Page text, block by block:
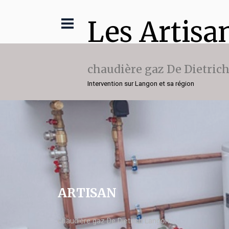
Les
chaudière gaz De Dietrich
Intervention sur Langon et sa région
ARTISAN
chaudière gaz De Dietrich Langon